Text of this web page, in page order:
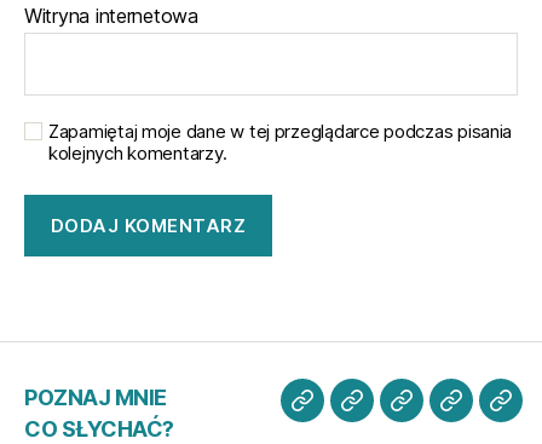
Witryna internetowa
Zapamiętaj moje dane w tej przeglądarce podczas pisania
kolejnych komentarzy.
POZNAJ MNIE
CO SŁYCHAĆ?
POZNAJ
CO
MOJE